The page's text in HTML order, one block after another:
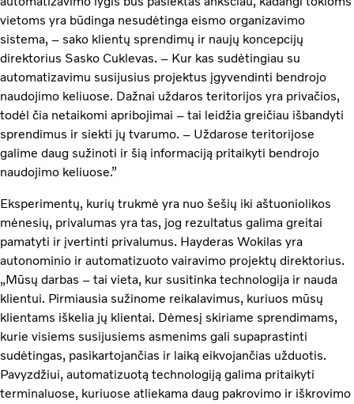
vietoms yra būdinga nesudėtinga eismo organizavimo
sistema, – sako klientų sprendimų ir naujų koncepcijų
direktorius Sasko Cuklevas. – Kur kas sudėtingiau su
automatizavimu susijusius projektus įgyvendinti bendrojo
naudojimo keliuose. Dažnai uždaros teritorijos yra privačios,
todėl čia netaikomi apribojimai – tai leidžia greičiau išbandyti
sprendimus ir siekti jų tvarumo. – Uždarose teritorijose
galime daug sužinoti ir šią informaciją pritaikyti bendrojo
naudojimo keliuose.”
Eksperimentų, kurių trukmė yra nuo šešių iki aštuoniolikos
mėnesių, privalumas yra tas, jog rezultatus galima greitai
pamatyti ir įvertinti privalumus. Hayderas Wokilas yra
autonominio ir automatizuoto vairavimo projektų direktorius.
„Mūsų darbas – tai vieta, kur susitinka technologija ir nauda
klientui. Pirmiausia sužinome reikalavimus, kuriuos mūsų
klientams iškelia jų klientai. Dėmesį skiriame sprendimams,
kurie visiems susijusiems asmenims gali supaprastinti
sudėtingas, pasikartojančias ir laiką eikvojančias užduotis.
Pavyzdžiui, automatizuotą technologiją galima pritaikyti
terminaluose, kuriuose atliekama daug pakrovimo ir iškrovimo